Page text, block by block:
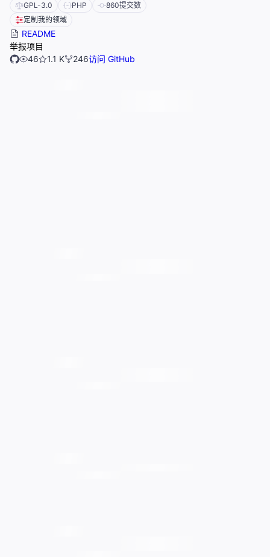
GPL-3.0 PHP 860提交数
定制我的领域
README
举报项目
46
1.1 K 246访问 GitHub